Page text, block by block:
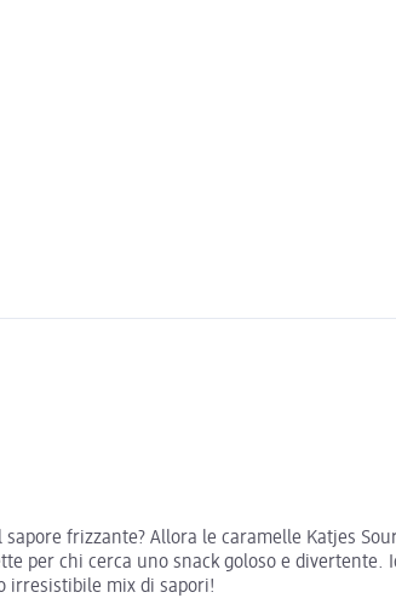
frizzante? Allora le caramelle Katjes
per chi cerca uno snack goloso e
irresistibile mix di sapori!